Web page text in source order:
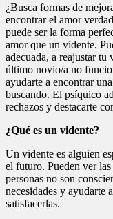
¿Busca formas de
encontrar el amor
puede ser la forma
amor que un vidente.
adecuada, a reajustar tu
último novio/a no
ayudarte a encontrar
buscando. El psíquico
rechazos y destacarte
¿Qué es un vidente?
Un vidente es alguien
el futuro. Pueden ver
personas no son
necesidades y ayudarte
satisfacerlas.